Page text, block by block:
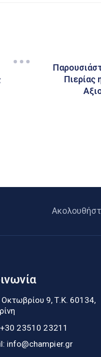
Οκτωβρίου 9, Τ.Κ. 60134,
+30 23510 23211
info@champier.gr